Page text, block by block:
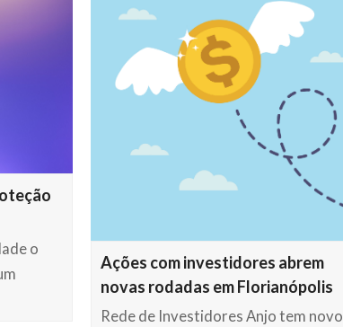
o
Ações com investidores abrem
novas rodadas em Florianópolis
Rede de Investidores Anjo tem novo